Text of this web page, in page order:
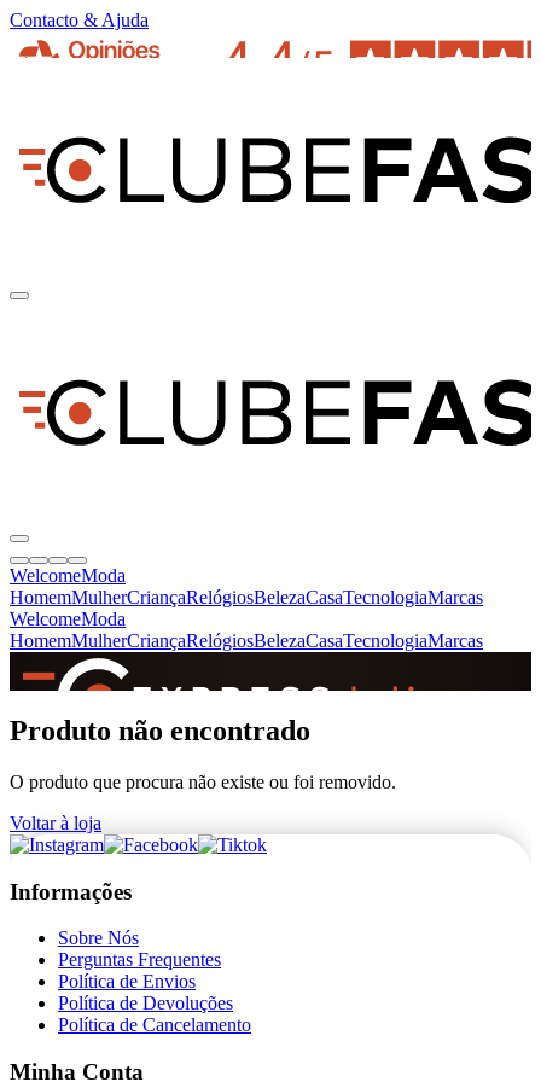
Contacto & Ajuda
WelcomeModa
HomemMulherCriançaRelógiosBelezaCasaTecnologiaMarcas
WelcomeModa
HomemMulherCriançaRelógiosBelezaCasaTecnologiaMarcas
+de 36.000 reviews
Produto não encontrado
O produto que procura não existe ou foi removido.
Voltar à loja
Informações
Sobre Nós
Perguntas Frequentes
Política de Envios
Política de Devoluções
Política de Cancelamento
Minha Conta